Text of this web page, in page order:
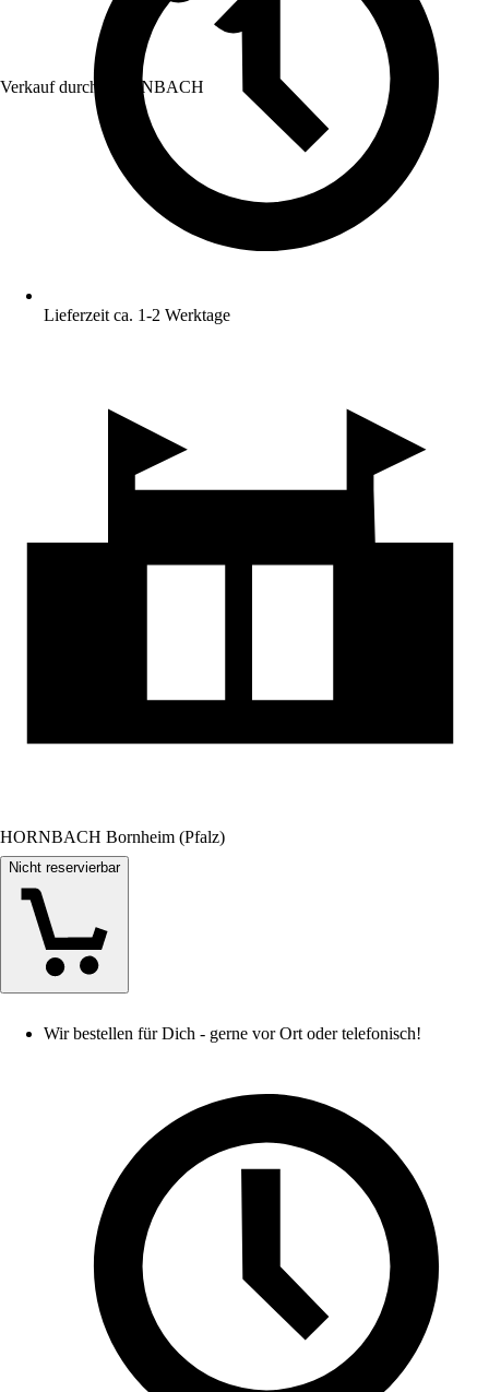
Verkauf durch: HORNBACH
Lieferzeit ca. 1-2 Werktage
HORNBACH Bornheim (Pfalz)
Nicht reservierbar
Wir bestellen für Dich - gerne vor Ort oder telefonisch!